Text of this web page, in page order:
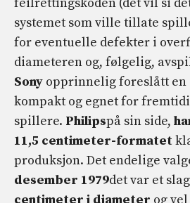
systemet som ville tillate
for eventuelle defekter i
diameteren og, følgelig,
Sony opprinnelig foreslått en
kompakt og egnet for
spillere. Philipspå sin side,
11,5 centimeter-formatet
produksjon. Det endelige
desember 1979det var et
centimeter i diameter og vel